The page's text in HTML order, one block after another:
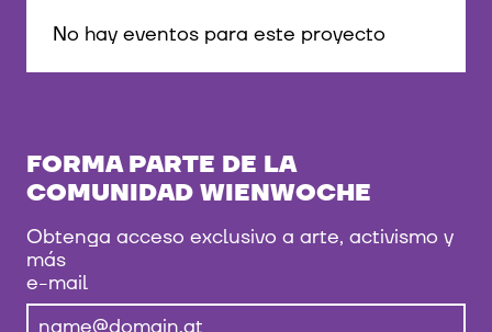
No hay eventos para este proyecto
FORMA PARTE DE LA
COMUNIDAD WIENWOCHE
Obtenga acceso exclusivo a arte, activismo y
más
e-mail